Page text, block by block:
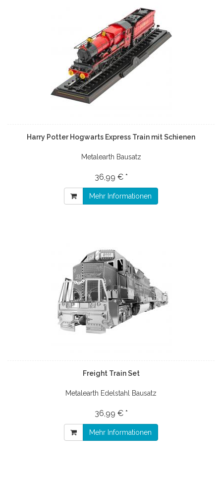
Harry Potter Hogwarts Express Train mit Schienen
Metalearth Bausatz
36,99 € *
Mehr Informationen
Freight Train Set
Metalearth Edelstahl Bausatz
36,99 € *
Mehr Informationen